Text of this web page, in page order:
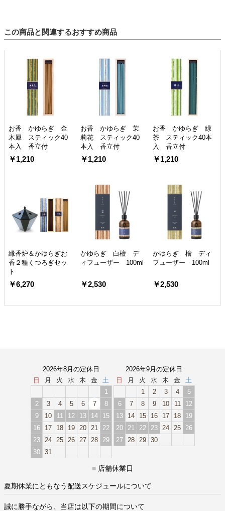
この商品と関連するおすすめ商品
お香 かゆらぎ 金
木犀 スティック40
本入 香立付
￥1,210
お香 かゆらぎ 茉
莉花 スティック40
本入 香立付
￥1,210
お香 かゆらぎ 緑
茶 スティック40本
入 香立付
￥1,210
縁香炉＆かゆらぎお
香２種くつろぎセッ
ト
￥6,270
かゆらぎ 白檀 デ
ィフューザー 100ml
￥2,530
かゆらぎ 檜 ディ
フューザー 100ml
￥2,530
2026年8月の定休日
日
月 火 水 木 金
土
1
2
3 4 5 6 7
8
9
10 11 12 13 14
15
16
17 18 19 20 21
22
23
24 25 26 27 28
29
30 31
2026年9月の定休日
日
月 火 水 木 金
土
1
2 3 4
5
6
7 8 9 10 11
12
13
14 15 16 17 18
19
20
21 22 23 24 25
26
27
28 29 30
■ 店舗休業日
夏期休業にともなう配送スケジュールについて
誠に勝手ながら、当店は以下の期間について